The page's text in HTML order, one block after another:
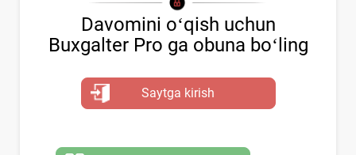
Davomini oʻqish uchun
Buxgalter Pro ga obuna boʻling
Saytga kirish